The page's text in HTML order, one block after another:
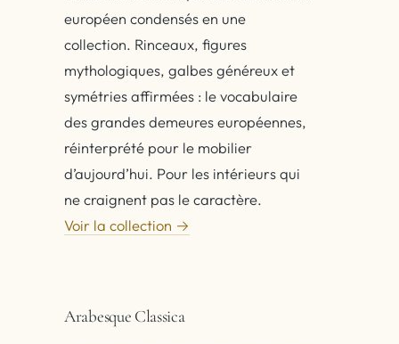
européen condensés en une
collection. Rinceaux, figures
mythologiques, galbes généreux et
symétries affirmées : le vocabulaire
des grandes demeures européennes,
réinterprété pour le mobilier
d’aujourd’hui. Pour les intérieurs qui
ne craignent pas le caractère.
Voir la collection →
Arabesque Classica